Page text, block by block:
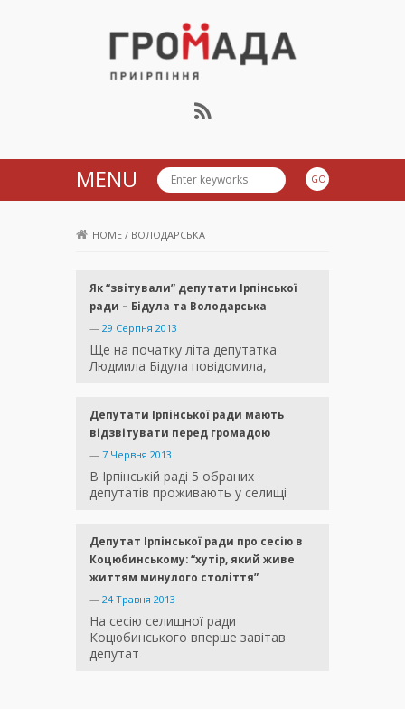
Громада Приірпіння
MENU
HOME / ВОЛОДАРСЬКА
Як “звітували” депутати Ірпінської
ради – Бідула та Володарська
— 29 Серпня 2013
Ще на початку літа депутатка
Людмила Бідула повідомила,
Депутати Ірпінської ради мають
відзвітувати перед громадою
— 7 Червня 2013
В Ірпінській раді 5 обраних
депутатів проживають у селищі
Депутат Ірпінської ради про сесію в
Коцюбинському: “хутір, який живе
життям минулого століття”
— 24 Травня 2013
На сесію селищної ради
Коцюбинського вперше завітав
депутат